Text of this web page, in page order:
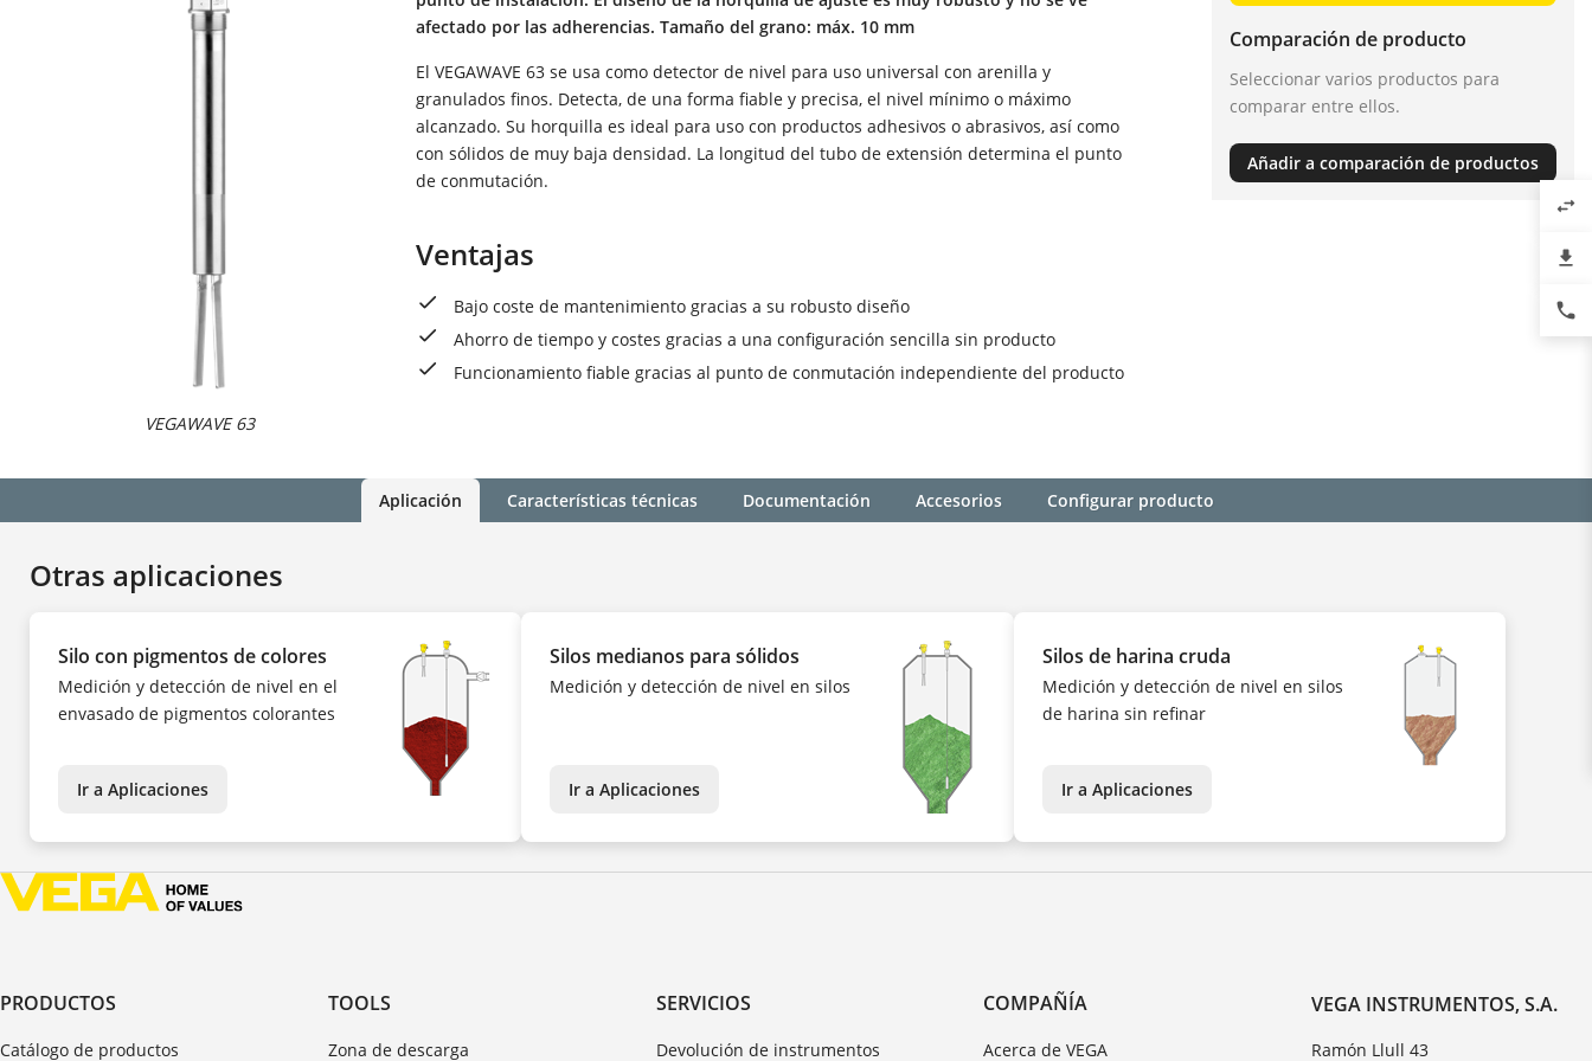
VEGAWAVE 63
afectado por las adherencias. Tamaño del grano: máx. 10 mm
El VEGAWAVE 63 se usa como detector de nivel para uso universal con arenilla y
granulados finos. Detecta, de una forma fiable y precisa, el nivel mínimo o máximo
alcanzado. Su horquilla es ideal para uso con productos adhesivos o abrasivos, así como
con sólidos de muy baja densidad. La longitud del tubo de extensión determina el punto
de conmutación.
Ventajas
Bajo coste de mantenimiento gracias a su robusto diseño
Ahorro de tiempo y costes gracias a una configuración sencilla sin producto
Funcionamiento fiable gracias al punto de conmutación independiente del producto
Comparación de producto
Seleccionar varios productos para
comparar entre ellos.
Añadir a comparación de productos
Aplicación Características técnicas Documentación Accesorios Configurar producto
Otras aplicaciones
Silo con pigmentos de colores
Medición y detección de nivel en el
envasado de pigmentos colorantes
Ir a Aplicaciones
Silos medianos para sólidos
Medición y detección de nivel en silos
Ir a Aplicaciones
Silos de harina cruda
Medición y detección de nivel en silos
de harina sin refinar
Ir a Aplicaciones
PRODUCTOS
Catálogo de productos
TOOLS
Zona de descarga
SERVICIOS
Devolución de instrumentos
COMPAÑÍA
Acerca de VEGA
VEGA INSTRUMENTOS, S.A.
Ramón Llull 43
swap_horiz
file_download
phone